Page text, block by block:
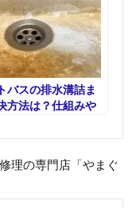
バスの排水溝詰ま
方法は？仕組みや
理の専門店「やまぐ